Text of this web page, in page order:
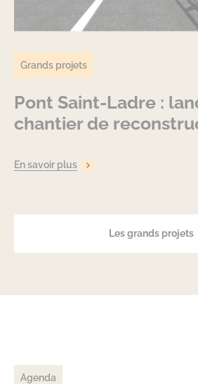
Grands projets
Pont Saint-Ladre :
chantier de
En savoir plus
Les grands projets
Agenda